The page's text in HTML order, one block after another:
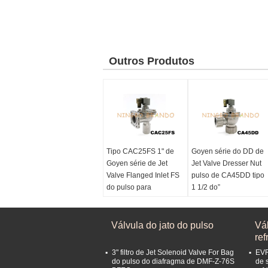
Outros Produtos
Tipo CAC25FS 1" de
Goyen série de Jet
Valve Flanged Inlet FS
do pulso para
polegada
do FS
Estrutura da válvula::
Goyen série do DD de
Jet Valve Dresser Nut
pulso de CA45DD tipo
1 1/2 do”
Estrutura da válvula::
ângulo direito
Material do diafragma:
Válvula do jato do pulso
3" filtro de Jet Solenoid Valve For Bag
do pulso do diafragma de DMF-Z-76S
de